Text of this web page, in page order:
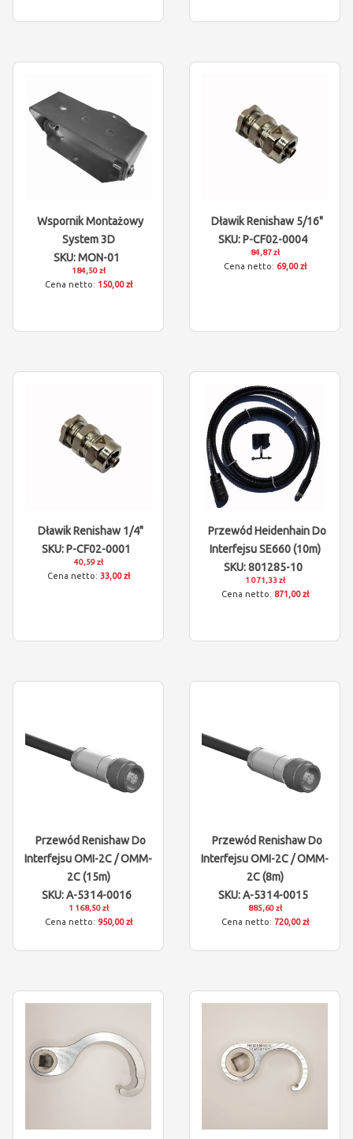
Wspornik Montażowy
System 3D
SKU: MON-01
184,50 zł
150,00 zł
Dławik Renishaw 5/16"
SKU: P-CF02-0004
84,87 zł
69,00 zł
Dławik Renishaw 1/4"
SKU: P-CF02-0001
40,59 zł
33,00 zł
Przewód Heidenhain Do
Interfejsu SE660 (10m)
SKU: 801285-10
1 071,33 zł
871,00 zł
Przewód Renishaw Do
Interfejsu OMI-2C / OMM-
2C (15m)
SKU: A-5314-0016
1 168,50 zł
950,00 zł
Przewód Renishaw Do
Interfejsu OMI-2C / OMM-
2C (8m)
SKU: A-5314-0015
885,60 zł
720,00 zł